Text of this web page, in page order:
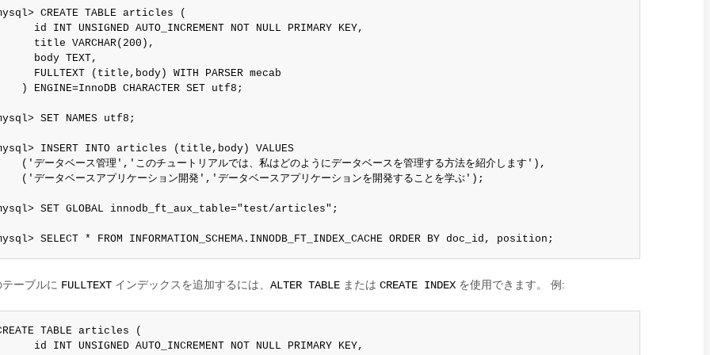
CREATE TABLE articles (
id INT UNSIGNED AUTO_INCREMENT NOT NULL PRIMARY KEY,
title VARCHAR(200),
body TEXT,
FULLTEXT (title,body) WITH PARSER mecab
) ENGINE=InnoDB CHARACTER SET utf8;
SET NAMES utf8;
INSERT INTO articles (title,body) VALUES
('データベース管理','このチュートリアルでは、私はどのようにデータベースを管理する方法を紹介します'),
('データベースアプリケーション開発','データベースアプリケーションを開発することを学ぶ');
SET GLOBAL innodb_ft_aux_table="test/articles";
SELECT * FROM INFORMATION_SCHEMA.INNODB_FT_INDEX_CACHE ORDER BY doc_id, position;
ーブルに FULLTEXT インデックスを追加するには、 ALTER TABLE または CREATE INDEX を使用できます。 例:
TABLE articles (
id INT UNSIGNED AUTO_INCREMENT NOT NULL PRIMARY KEY,